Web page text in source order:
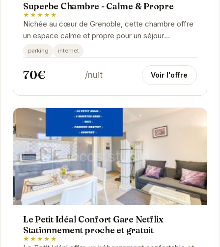
Superbe Chambre - Calme & Propre
★★★★★
Nichée au cœur de Grenoble, cette chambre offre
un espace calme et propre pour un séjour
agréable.
parking internet
70€ /nuit Voir l'offre
Le Petit Idéal Confort Gare Netflix
Stationnement proche et gratuit
★★★★★